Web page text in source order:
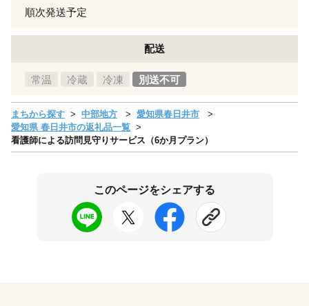
順次発送予定
配送
常温 冷蔵 冷凍 別送不可
まちから探す 中部地方
愛知県春日井市
愛知県 春日井市の返礼品一覧
看護師による訪問見守りサービス（6か月プラン）
このページをシェアする